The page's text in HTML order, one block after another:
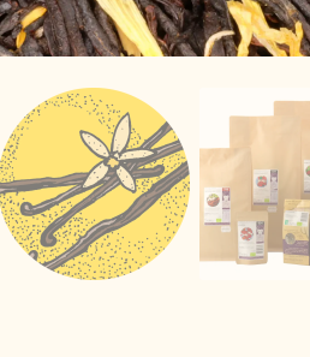
del téOnline shopOnlineshop
Pagos y descuentosPaiement et
Personal Branding Política
Privacyverklaring Product